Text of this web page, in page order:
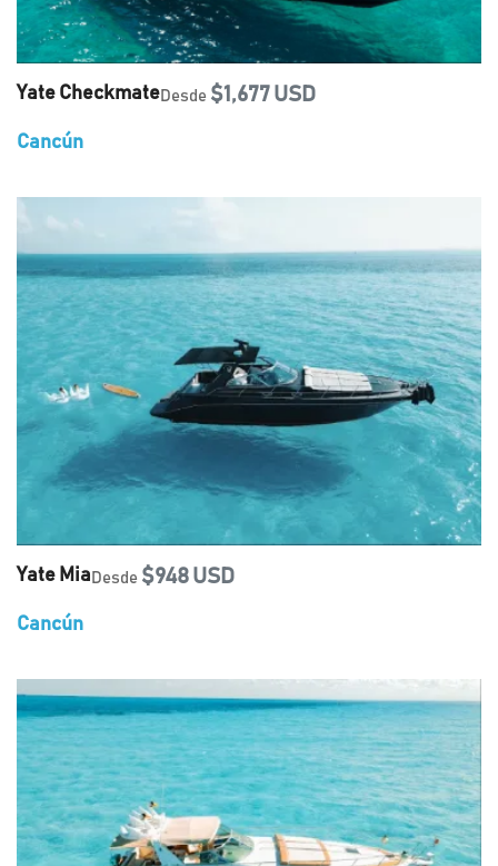
Yate CheckmateDesde $1,677 USD
Cancún
Yate Mia Desde $948 USD
Cancún